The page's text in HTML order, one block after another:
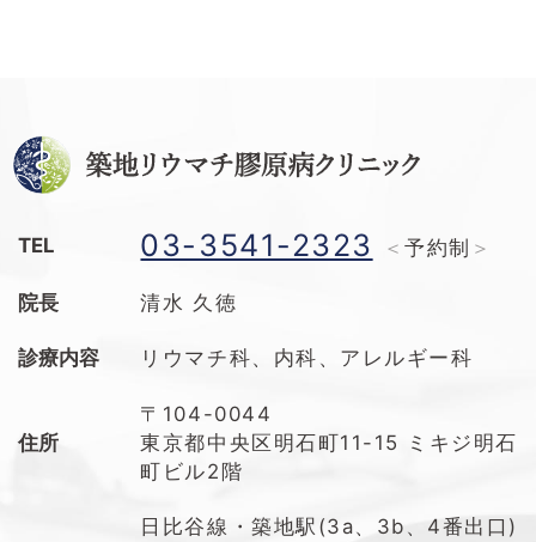
TEL 03-3541-2323 予約制
院長 清水 久徳
診療内容 リウマチ科、内科、アレルギー科
住所
〒104-0044
東京都中央区明石町11-15 ミキジ明石
町ビル2階
日比谷線・築地駅(3a、3b、4番出口)